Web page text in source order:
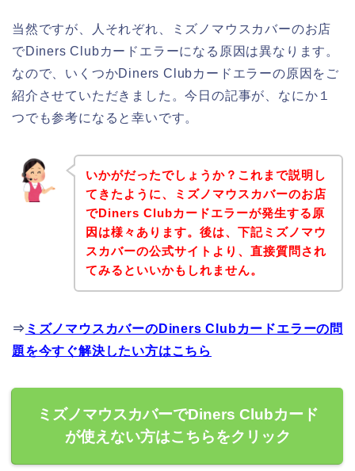
当然ですが、人それぞれ、ミズノマウスカバーのお店
でDiners Clubカードエラーになる原因は異なります。
なので、いくつかDiners Clubカードエラーの原因をご
紹介させていただきました。今日の記事が、なにか１
つでも参考になると幸いです。
いかがだったでしょうか？これまで説明し
てきたように、ミズノマウスカバーのお店
でDiners Clubカードエラーが発生する原
因は様々あります。後は、下記ミズノマウ
スカバーの公式サイトより、直接質問され
てみるといいかもしれません。
⇒ ミズノマウスカバーのDiners Clubカードエラーの問
題を今すぐ解決したい方はこちら
ミズノマウスカバーでDiners Clubカード
が使えない方はこちらをクリック